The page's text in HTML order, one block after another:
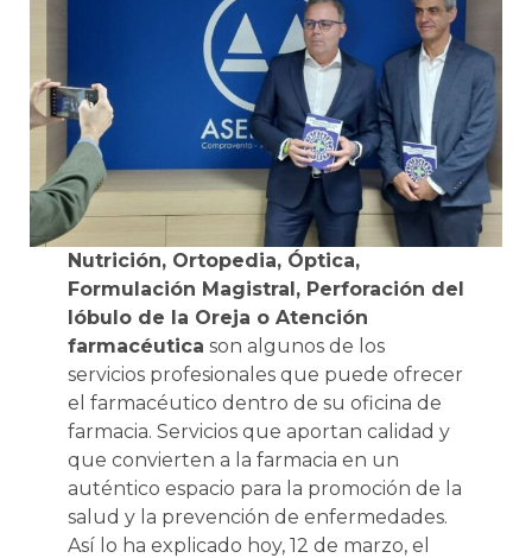
Nutrición, Ortopedia, Óptica,
Formulación Magistral, Perforación del
lóbulo de la Oreja o Atención
farmacéutica son algunos de los
servicios profesionales que puede ofrecer
el farmacéutico dentro de su oficina de
farmacia. Servicios que aportan calidad y
que convierten a la farmacia en un
auténtico espacio para la promoción de la
salud y la prevención de enfermedades.
Así lo ha explicado hoy, 12 de marzo, el